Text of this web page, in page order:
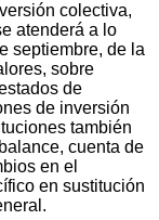
colectiva,
atenderá a lo
septiembre, de la
sobre
de
de inversión
también
cuenta de
en el
en sustitución